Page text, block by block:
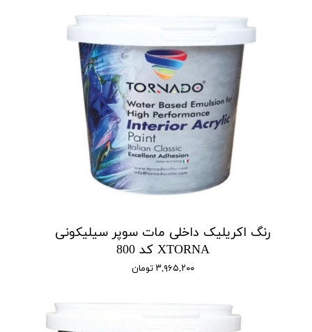
رنگ اکریلیک داخلی مات سوپر سیلیکونی
XTORNA کد 800
۳,۹۶۵,۲۰۰ تومان